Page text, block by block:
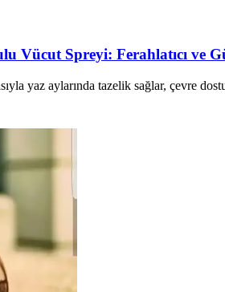
Vücut Spreyi: Ferahlatıcı ve
yaz aylarında tazelik sağlar, çevre